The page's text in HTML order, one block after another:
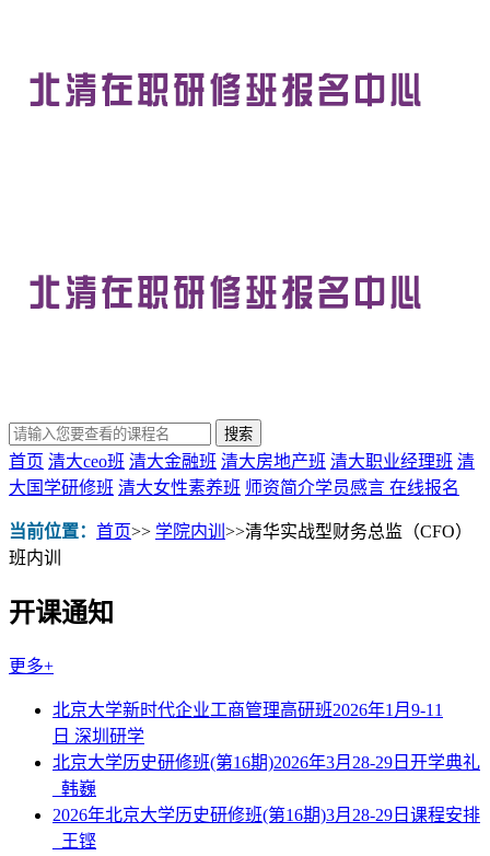
首页 清大ceo班 清大金融班 清大房地产班 清大职业经理班 清
大国学研修班 清大女性素养班 师资简介学员感言 在线报名
当前位置： 首页>> 学院内训 >>清华实战型财务总监（CFO）
班内训
开课通知
更多+
北京大学新时代企业工商管理高研班2026年1月9-11
日 深圳研学
北京大学历史研修班(第16期)2026年3月28-29日开学典礼
_韩巍
2026年北京大学历史研修班(第16期)3月28-29日课程安排
_王铿